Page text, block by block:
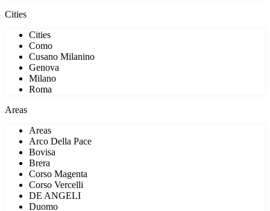
Cities
Cities
Como
Cusano Milanino
Genova
Milano
Roma
Areas
Areas
Arco Della Pace
Bovisa
Brera
Corso Magenta
Corso Vercelli
DE ANGELI
Duomo